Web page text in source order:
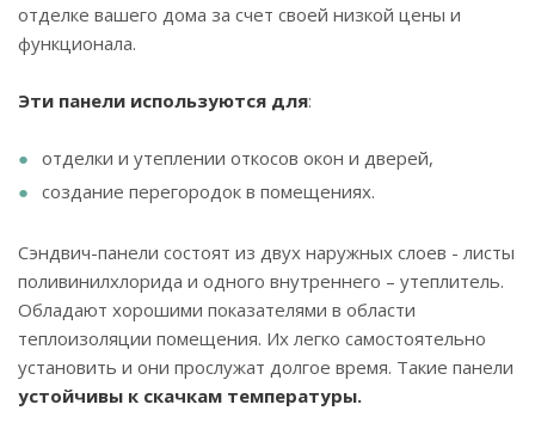
отделке вашего дома за счет своей низкой цены и
функционала.
Эти панели используются для:
отделки и утеплении откосов окон и дверей,
создание перегородок в помещениях.
Сэндвич-панели состоят из двух наружных слоев - листы
поливинилхлорида и одного внутреннего – утеплитель.
Обладают хорошими показателями в области
теплоизоляции помещения. Их легко самостоятельно
установить и они прослужат долгое время. Такие панели
устойчивы к скачкам температуры.